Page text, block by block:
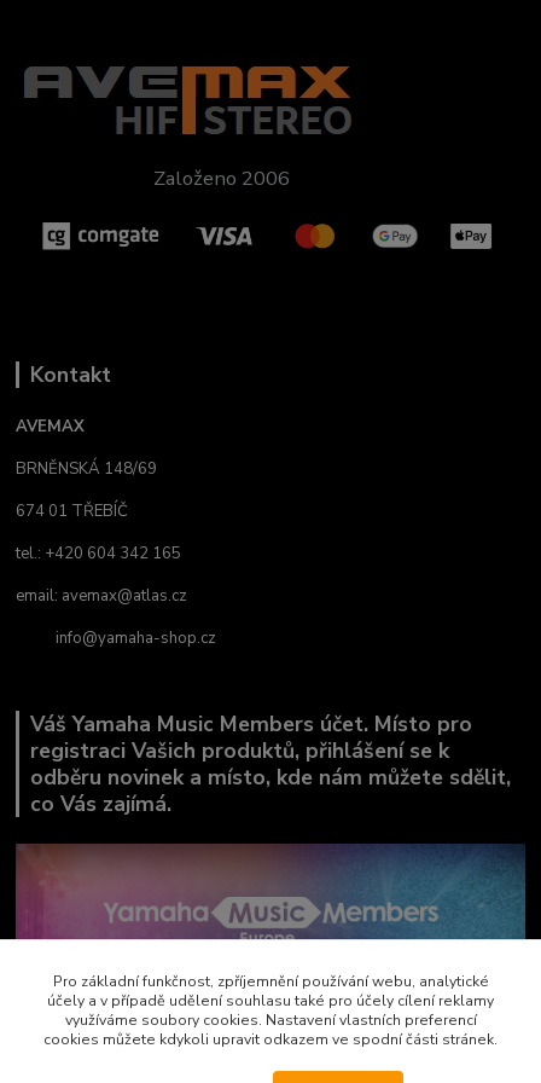
Založeno 2006
Kontakt
AVEMAX
BRNĚNSKÁ 148/69
674 01 TŘEBÍČ
tel.: +420 604 342 165
email: avemax@atlas.cz
info@yamaha-shop.cz
Váš Yamaha Music Members účet. Místo pro
registraci Vašich produktů, přihlášení se k
odběru novinek a místo, kde nám můžete sdělit,
co Vás zajímá.
Pro základní funkčnost, zpříjemnění používání webu, analytické
účely a v případě udělení souhlasu také pro účely cílení reklamy
využíváme soubory cookies. Nastavení vlastních preferencí
cookies můžete kdykoli upravit odkazem ve spodní části stránek.